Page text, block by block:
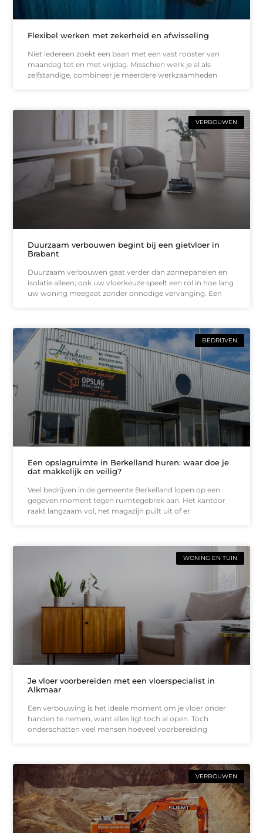
Flexibel werken met zekerheid en afwisseling
Niet iedereen zoekt een baan met een vast rooster van
maandag tot en met vrijdag. Misschien werk je al als
zelfstandige, combineer je meerdere werkzaamheden
VERBOUWEN
Duurzaam verbouwen begint bij een gietvloer in
Brabant
Duurzaam verbouwen gaat verder dan zonnepanelen en
isolatie alleen; ook uw vloerkeuze speelt een rol in hoe lang
uw woning meegaat zonder onnodige vervanging. Een
BEDRIJVEN
Een opslagruimte in Berkelland huren: waar doe je
dat makkelijk en veilig?
Veel bedrijven in de gemeente Berkelland lopen op een
gegeven moment tegen ruimtegebrek aan. Het kantoor
raakt langzaam vol, het magazijn puilt uit of er
WONING EN TUIN
Je vloer voorbereiden met een vloerspecialist in
Alkmaar
Een verbouwing is het ideale moment om je vloer onder
handen te nemen, want alles ligt toch al open. Toch
onderschatten veel mensen hoeveel voorbereiding
VERBOUWEN